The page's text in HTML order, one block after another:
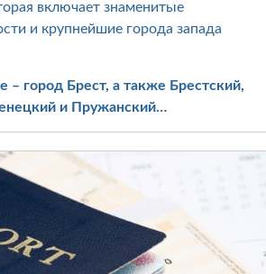
включает знаменитые
и крупнейшие города запада
– город Брест, а также Брестcкий,
и Пружанский…